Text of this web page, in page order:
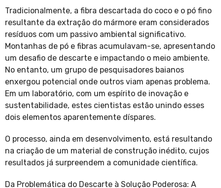
Tradicionalmente, a fibra descartada do coco e o pó fino
resultante da extração do mármore eram considerados
resíduos com um passivo ambiental significativo.
Montanhas de pó e fibras acumulavam-se, apresentando
um desafio de descarte e impactando o meio ambiente.
No entanto, um grupo de pesquisadores baianos
enxergou potencial onde outros viam apenas problema.
Em um laboratório, com um espírito de inovação e
sustentabilidade, estes cientistas estão unindo esses
dois elementos aparentemente díspares.
O processo, ainda em desenvolvimento, está resultando
na criação de um material de construção inédito, cujos
resultados já surpreendem a comunidade científica.
Da Problemática do Descarte à Solução Poderosa: A